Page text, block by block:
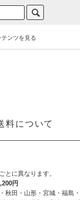
テンツを見る
料について
とに異なります。
円
秋田・山形・宮城・福島